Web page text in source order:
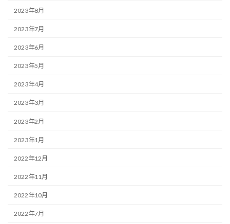
2023年8月
2023年7月
2023年6月
2023年5月
2023年4月
2023年3月
2023年2月
2023年1月
2022年12月
2022年11月
2022年10月
2022年7月